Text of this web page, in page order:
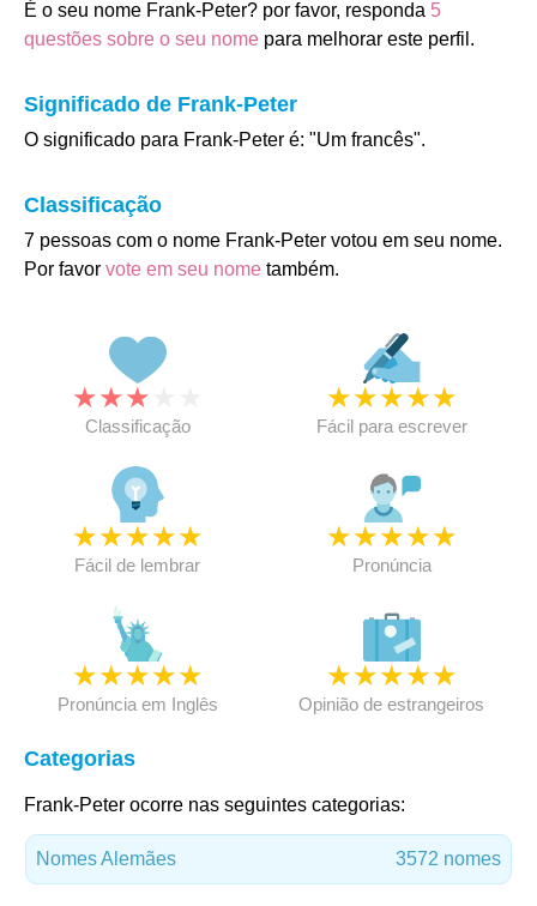
É o seu nome Frank-Peter? por favor, responda 5
questões sobre o seu nome para melhorar este perfil.
Significado de Frank-Peter
O significado para Frank-Peter é: "Um francês".
Classificação
7 pessoas com o nome Frank-Peter votou em seu nome.
Por favor vote em seu nome também.
★★★
Classificação
★★★★★
Fácil para escrever
★★★★★
Fácil de lembrar
★★★★★
Pronúncia
★★★★★
Pronúncia em Inglês
★★★★★
Opinião de estrangeiros
Categorias
Frank-Peter ocorre nas seguintes categorias:
Nomes Alemães 3572 nomes